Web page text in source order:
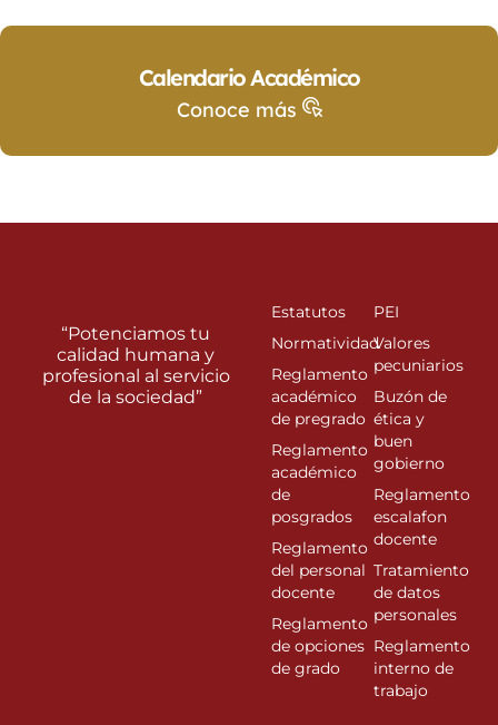
Calendario Académico
Conoce más
“Potenciamos tu
calidad humana y
profesional al servicio
de la sociedad”
Estatutos
Normatividad
Reglamento
académico
de pregrado
Reglamento
académico
de
posgrados
Reglamento
del personal
docente
Reglamento
de opciones
de grado
PEI
Valores
pecuniarios
Buzón de
ética y
buen
gobierno
Reglamento
escalafon
docente
Tratamiento
de datos
personales
Reglamento
interno de
trabajo